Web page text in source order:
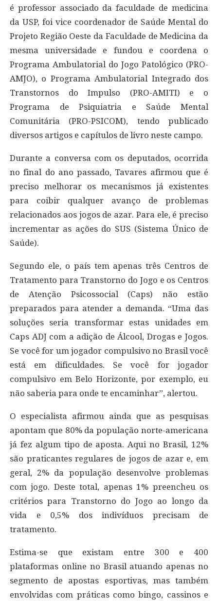
é professor associado da faculdade de medicina
da USP, foi vice coordenador de Saúde Mental do
Projeto Região Oeste da Faculdade de Medicina da
mesma universidade e fundou e coordena o
Programa Ambulatorial do Jogo Patológico (PRO-
AMJO), o Programa Ambulatorial Integrado dos
Transtornos do Impulso (PRO-AMITI) e o
Programa de Psiquiatria e Saúde Mental
Comunitária (PRO-PSICOM), tendo publicado
diversos artigos e capítulos de livro neste campo.
Durante a conversa com os deputados, ocorrida
no final do ano passado, Tavares afirmou que é
preciso melhorar os mecanismos já existentes
para coibir qualquer avanço de problemas
relacionados aos jogos de azar. Para ele, é preciso
incrementar as ações do SUS (Sistema Único de
Saúde).
Segundo ele, o país tem apenas três Centros de
Tratamento para Transtorno do Jogo e os Centros
de Atenção Psicossocial (Caps) não estão
preparados para atender a demanda. “Uma das
soluções seria transformar estas unidades em
Caps ADJ com a adição de Álcool, Drogas e Jogos.
Se você for um jogador compulsivo no Brasil você
está em dificuldades. Se você for jogador
compulsivo em Belo Horizonte, por exemplo, eu
não saberia para onde te encaminhar”, alertou.
O especialista afirmou ainda que as pesquisas
apontam que 80% da população norte-americana
já fez algum tipo de aposta. Aqui no Brasil, 12%
são praticantes regulares de jogos de azar e, em
geral, 2% da população desenvolve problemas
com jogo. Deste total, apenas 1% preencheu os
critérios para Transtorno do Jogo ao longo da
vida e 0,5% dos indivíduos precisam de
tratamento.
Estima-se que existam entre 300 e 400
plataformas online no Brasil atuando apenas no
segmento de apostas esportivas, mas também
envolvidas com práticas como bingo, cassinos e